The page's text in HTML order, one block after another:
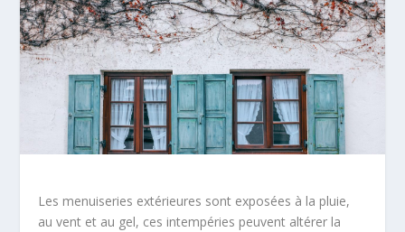
Les menuiseries extérieures sont exposées à la pluie,
au vent et au gel, ces intempéries peuvent altérer la